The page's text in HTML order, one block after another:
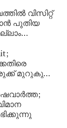
വിസിറ്റ്
പുതിയ
മുറുകുന്നു;